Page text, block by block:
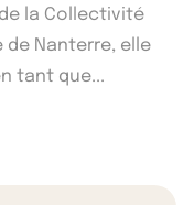
la Collectivité
de Nanterre, elle
tant que...